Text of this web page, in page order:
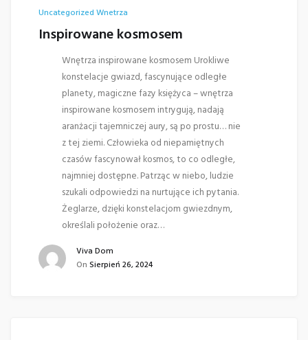
Uncategorized Wnetrza
Inspirowane kosmosem
Wnętrza inspirowane kosmosem Urokliwe
konstelacje gwiazd, fascynujące odległe
planety, magiczne fazy księżyca – wnętrza
inspirowane kosmosem intrygują, nadają
aranżacji tajemniczej aury, są po prostu… nie
z tej ziemi. Człowieka od niepamiętnych
czasów fascynował kosmos, to co odległe,
najmniej dostępne. Patrząc w niebo, ludzie
szukali odpowiedzi na nurtujące ich pytania.
Żeglarze, dzięki konstelacjom gwiezdnym,
określali położenie oraz…
Viva Dom
On Sierpień 26, 2024